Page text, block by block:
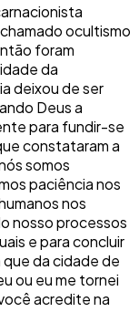
ocultismo
foram
da
deixou de ser
Deus a
para fundir-se
constataram a
somos
paciência nos
nos
nosso processos
e para concluir
que da cidade de
ou eu me tornei
acredite na